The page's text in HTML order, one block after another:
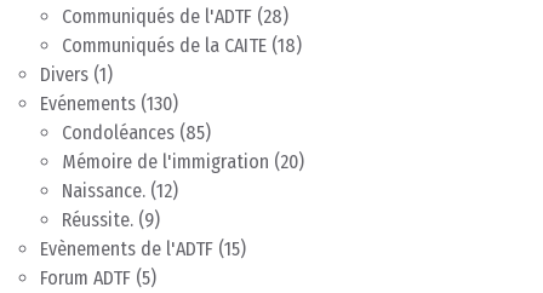
Communiqués de l'ADTF (28)
Communiqués de la CAITE (18)
Divers (1)
Evénements (130)
Condoléances (85)
Mémoire de l'immigration (20)
Naissance. (12)
Réussite. (9)
Evènements de l'ADTF (15)
Forum ADTF (5)